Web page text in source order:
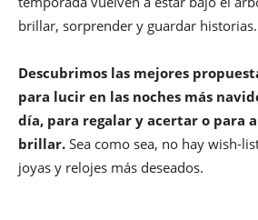
brillar, sorprender y guardar historias.
Descubrimos las mejores
para lucir en las noches más
día, para regalar y acertar o para
brillar. Sea como sea, no hay wish-
joyas y relojes más deseados.